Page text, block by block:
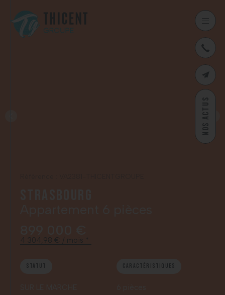
NOS ACTUS
4 304,98 € / mois *
Statut Caractéristiques